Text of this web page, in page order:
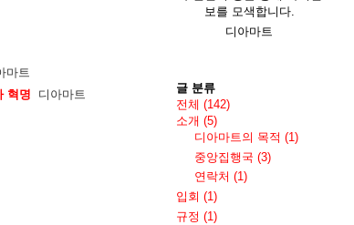
마트
혁명 디아마트
보를 모색합니다.
디아마트
글 분류
전체 (142)
소개 (5)
디아마트의 목적 (1)
중앙집행국 (3)
연락처 (1)
입회 (1)
규정 (1)